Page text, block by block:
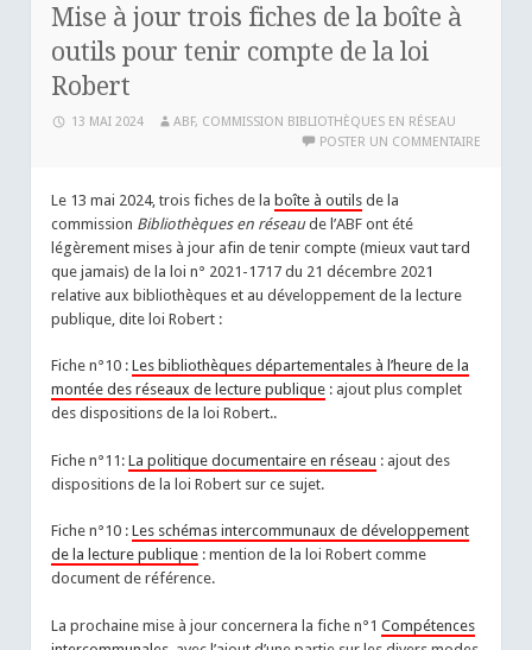
Mise à jour trois fiches de la boîte à
outils pour tenir compte de la loi
Robert
13 MAI 2024
ABF, COMMISSION BIBLIOTHÈQUES EN RÉSEAU
POSTER UN COMMENTAIRE
Le 13 mai 2024, trois fiches de la boîte à outils de la
commission Bibliothèques en réseaude l’ABF ont été
légèrement mises à jour afin de tenir compte (mieux vaut tard
que jamais) de la loi n° 2021-1717 du 21 décembre 2021
relative aux bibliothèques et au développement de la lecture
publique, dite loi Robert :
Fiche n°10 :Les bibliothèques départementales à l’heure de la
montée des réseaux de lecture publique : ajout plus complet
des dispositions de la loi Robert..
Fiche n°11:La politique documentaire en réseau : ajout des
dispositions de la loi Robert sur ce sujet.
Fiche n°10 :Les schémas intercommunaux de développement
de la lecture publique : mention de la loi Robert comme
document de référence.
La prochaine mise à jour concernera la fiche n°1Compétences